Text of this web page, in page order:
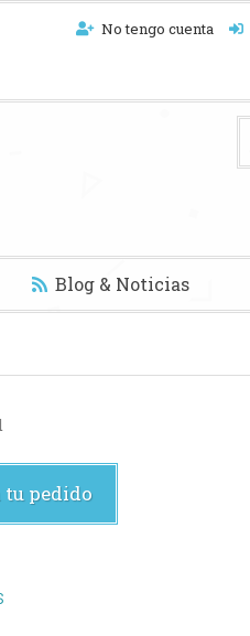
No tengo cuenta
Blog & Noticias
pedido